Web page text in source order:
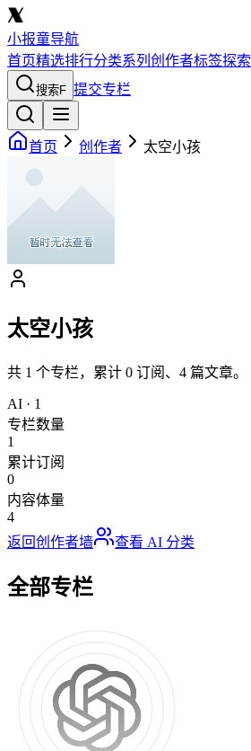
小报童导航
首页精选排行分类系列 创作者标签探索
搜索F 提交专栏
首页 创作者 太空小孩
太空小孩
共 1 个专栏，累计 0 订阅、 4 篇文章。
AI · 1
专栏数量
1
累计订阅
0
内容体量
4
返回创作者墙
查看 AI 分类
全部专栏